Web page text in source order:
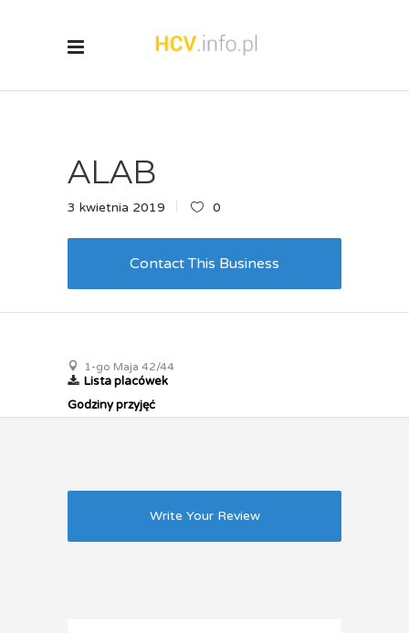
ALAB
3 kwietnia 2019 0
Contact This Business
1-go Maja 42/44
Lista placówek
Godziny przyjęć
Write Your Review